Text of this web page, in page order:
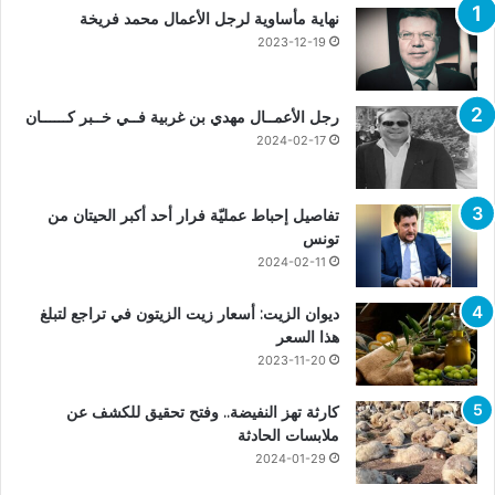
نهاية مأساوية لرجل الأعمال محمد فريخة
2023-12-19
رجل الأعمــال مهدي بن غربية فــي خــبر كــــــان
2024-02-17
تفاصيل إحباط عمليّة فرار أحد أكبر الحيتان من
تونس
2024-02-11
ديوان الزيت: أسعار زيت الزيتون في تراجع لتبلغ
هذا السعر
2023-11-20
كارثة تهز النفيضة.. وفتح تحقيق للكشف عن
ملابسات الحادثة
2024-01-29